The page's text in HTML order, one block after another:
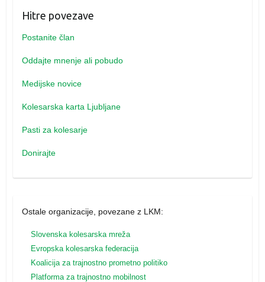
Hitre povezave
Postanite član
Oddajte mnenje ali pobudo
Medijske novice
Kolesarska karta Ljubljane
Pasti za kolesarje
Donirajte
Ostale organizacije, povezane z LKM:
Slovenska kolesarska mreža
Evropska kolesarska federacija
Koalicija za trajnostno prometno politiko
Platforma za trajnostno mobilnost